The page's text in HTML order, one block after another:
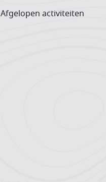
Afgelopen activiteiten